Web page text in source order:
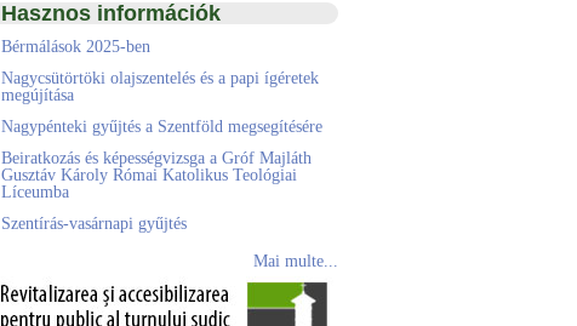
Hasznos információk
Bérmálások 2025-ben
Nagycsütörtöki olajszentelés és a papi ígéretek
megújítása
Nagypénteki gyűjtés a Szentföld megsegítésére
Beiratkozás és képességvizsga a Gróf Majláth
Gusztáv Károly Római Katolikus Teológiai
Líceumba
Szentírás-vasárnapi gyűjtés
Mai multe...